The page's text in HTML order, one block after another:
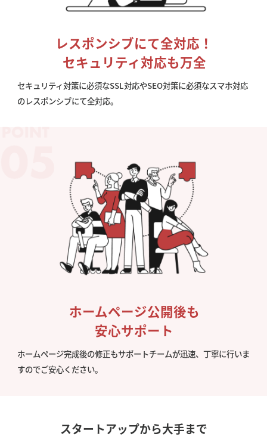
レスポンシブにて全対応！
セキュリティ対応も万全
セキュリティ対策に必須なSSL対応やSEO対策に必須なスマホ対応
のレスポンシブにて全対応。
ホームページ公開後も
安心サポート
ホームページ完成後の修正もサポートチームが迅速、丁寧に行いま
すのでご安心ください。
スタートアップから大手まで